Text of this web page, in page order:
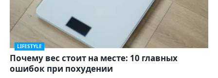
LIFESTYLE
Почему вес стоит на месте: 10 главных
ошибок при похудении